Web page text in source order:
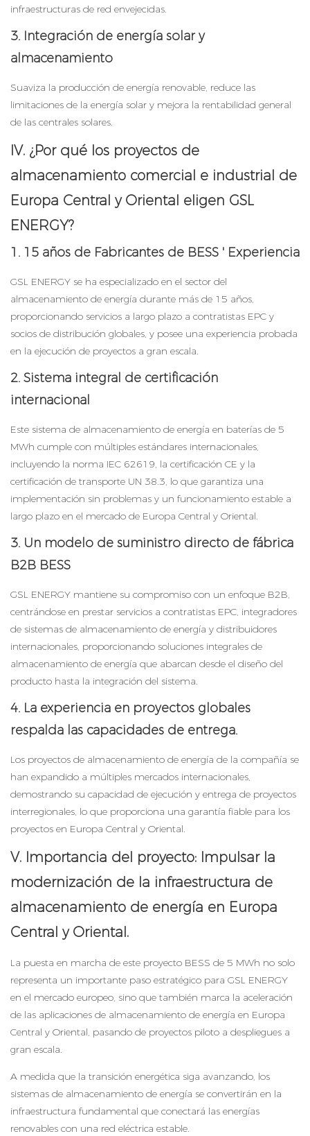
infraestructuras de red envejecidas.
3. Integración de energía solar y
almacenamiento
Suaviza la producción de energía renovable, reduce las
limitaciones de la energía solar y mejora la rentabilidad general
de las centrales solares.
IV. ¿Por qué los proyectos de
almacenamiento comercial e industrial de
Europa Central y Oriental eligen GSL
ENERGY?
1. 15 años de Fabricantes de BESS ' Experiencia
GSL ENERGY se ha especializado en el sector del
almacenamiento de energía durante más de 15 años,
proporcionando servicios a largo plazo a contratistas EPC y
socios de distribución globales, y posee una experiencia probada
en la ejecución de proyectos a gran escala.
2. Sistema integral de certificación
internacional
Este sistema de almacenamiento de energía en baterías de 5
MWh cumple con múltiples estándares internacionales,
incluyendo la norma IEC 62619, la certificación CE y la
certificación de transporte UN 38.3, lo que garantiza una
implementación sin problemas y un funcionamiento estable a
largo plazo en el mercado de Europa Central y Oriental.
3. Un modelo de suministro directo de fábrica
B2B BESS
GSL ENERGY mantiene su compromiso con un enfoque B2B,
centrándose en prestar servicios a contratistas EPC, integradores
de sistemas de almacenamiento de energía y distribuidores
internacionales, proporcionando soluciones integrales de
almacenamiento de energía que abarcan desde el diseño del
producto hasta la integración del sistema.
4. La experiencia en proyectos globales
respalda las capacidades de entrega.
Los proyectos de almacenamiento de energía de la compañía se
han expandido a múltiples mercados internacionales,
demostrando su capacidad de ejecución y entrega de proyectos
interregionales, lo que proporciona una garantía fiable para los
proyectos en Europa Central y Oriental.
V. Importancia del proyecto: Impulsar la
modernización de la infraestructura de
almacenamiento de energía en Europa
Central y Oriental.
La puesta en marcha de este proyecto BESS de 5 MWh no solo
representa un importante paso estratégico para GSL ENERGY
en el mercado europeo, sino que también marca la aceleración
de las aplicaciones de almacenamiento de energía en Europa
Central y Oriental, pasando de proyectos piloto a despliegues a
gran escala.
A medida que la transición energética siga avanzando, los
sistemas de almacenamiento de energía se convertirán en la
infraestructura fundamental que conectará las energías
renovables con una red eléctrica estable.